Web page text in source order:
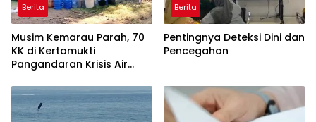
Berita
Musim Kemarau Parah, 70
KK di Kertamukti
Pangandaran Krisis Air
BPBD Gerak Cepat
Berita
Pentingnya Deteksi Dini dan
Pencegahan